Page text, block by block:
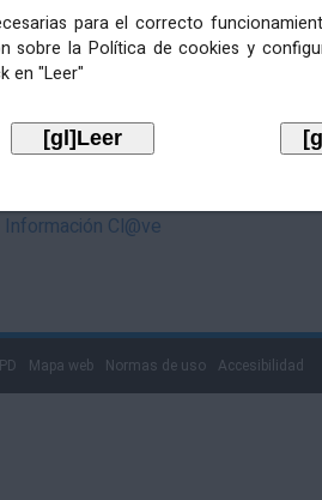
para el correcto
sobre la Política de cookies y
en "Leer"
Información Cl@ve
Mapa web Normas de uso Accesibilidad